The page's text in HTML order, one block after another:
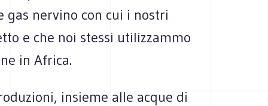
nervino con cui i nostri
e che noi stessi utilizzammo
in Africa.
insieme alle acque di